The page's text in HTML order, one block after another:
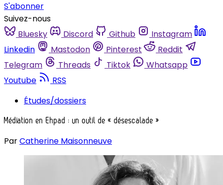
S'abonner
Suivez-nous
Bluesky
Discord Github
Instagram
Linkedin
Mastodon Pinterest
Reddit
Telegram
Threads Tiktok
Whatsapp
Youtube
RSS
Études/dossiers
Médiation en Ehpad : un outil de « désescalade »
ParCatherine Maisonneuve